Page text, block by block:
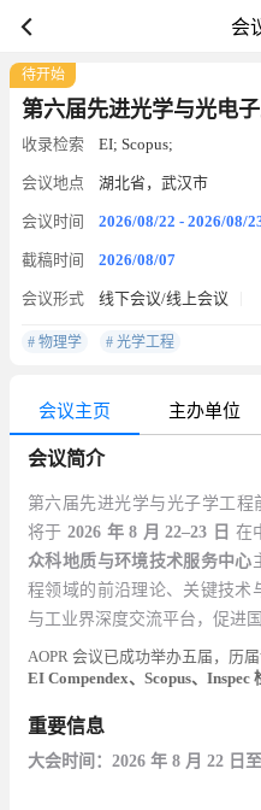
会
待开始
第六届先进光学与光电
收录检索 EI; Scopus;
会议地点 湖北省，武汉市
会议时间 2026/08/22 - 2026/08/
截稿时间 2026/08/07
会议形式 线下会议/线上会议
# 物理学 # 光学工程
会议主页 主办单位
会议简介
第六届先进光学与光子学工程
将于2026 年8 月22–23 日 在
众科地质与环境技术服务中心
程领域的前沿理论、关键技术
与工业界深度交流平台，促进
AOPR会议已成功举办五届，历
EI Compendex、Scopus、Inspec
重要信息
大会时间：2026 年 8 月 22 日